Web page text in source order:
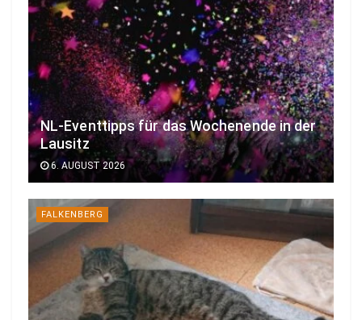
NL-Eventtipps für das Wochenende in der
Lausitz
6. AUGUST 2026
FALKENBERG